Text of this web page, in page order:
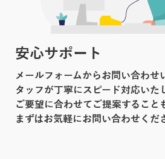
安心サポート
メールフォームからお問い合わせ
タッフが丁寧にスピード対応いた
ご要望に合わせてご提案すること
まずはお気軽にお問い合わせくだ